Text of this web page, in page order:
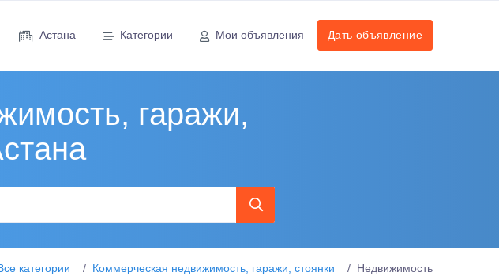
Астана Категории Мои объявления Дать объявление
гаражи,
категории Коммерческая недвижимость, гаражи, стоянки Недвижимость